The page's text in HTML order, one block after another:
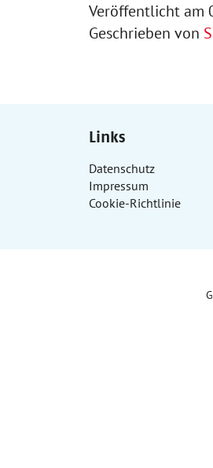
Veröffentlicht am
Geschrieben von
Links
Datenschutz
Impressum
Cookie-Richtlinie